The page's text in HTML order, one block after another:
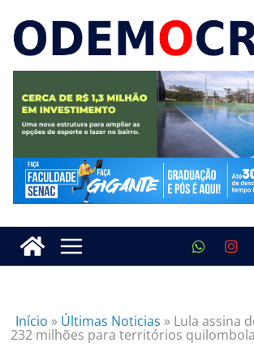
Início » Últimas Noticias » Lula assina
232 milhões para territórios